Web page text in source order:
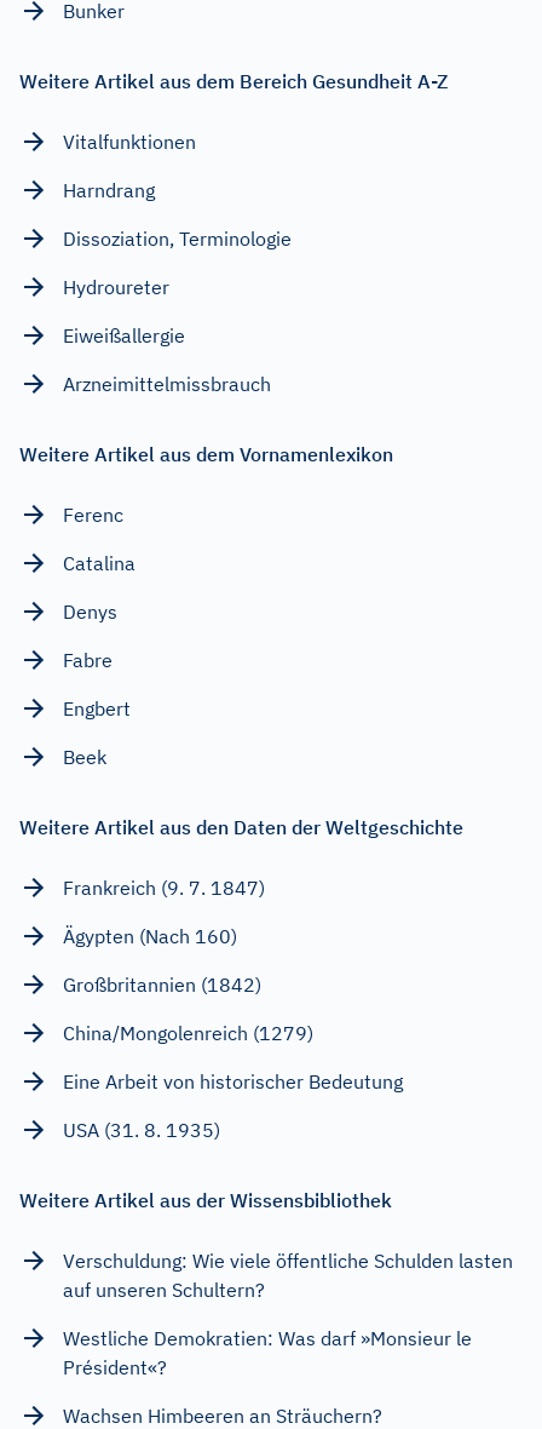
Bunker
Weitere Artikel aus dem Bereich Gesundheit A-Z
Vitalfunktionen
Harndrang
Dissoziation, Terminologie
Hydroureter
Eiweißallergie
Arzneimittelmissbrauch
Weitere Artikel aus dem Vornamenlexikon
Ferenc
Catalina
Denys
Fabre
Engbert
Beek
Weitere Artikel aus den Daten der Weltgeschichte
Frankreich (9. 7. 1847)
Ägypten (Nach 160)
Großbritannien (1842)
China/Mongolenreich (1279)
Eine Arbeit von historischer Bedeutung
USA (31. 8. 1935)
Weitere Artikel aus der Wissensbibliothek
Verschuldung: Wie viele öffentliche Schulden lasten
auf unseren Schultern?
Westliche Demokratien: Was darf »Monsieur le
Président«?
Wachsen Himbeeren an Sträuchern?